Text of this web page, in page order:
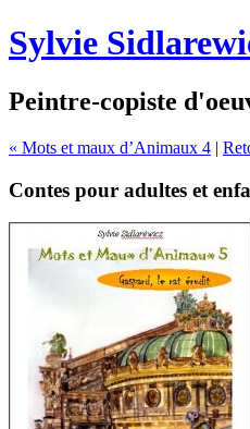
Sylvie
Peintre-copiste
« Mots et maux d’Animaux 4 |
Contes pour adultes et